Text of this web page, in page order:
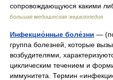
сопровождающуюся какими
Большая медицинская энциклопедия
Инфекцио́нные боле́зни —
группа болезней, которые
возбудителями,
циклическим течением и
иммунитета. Термин